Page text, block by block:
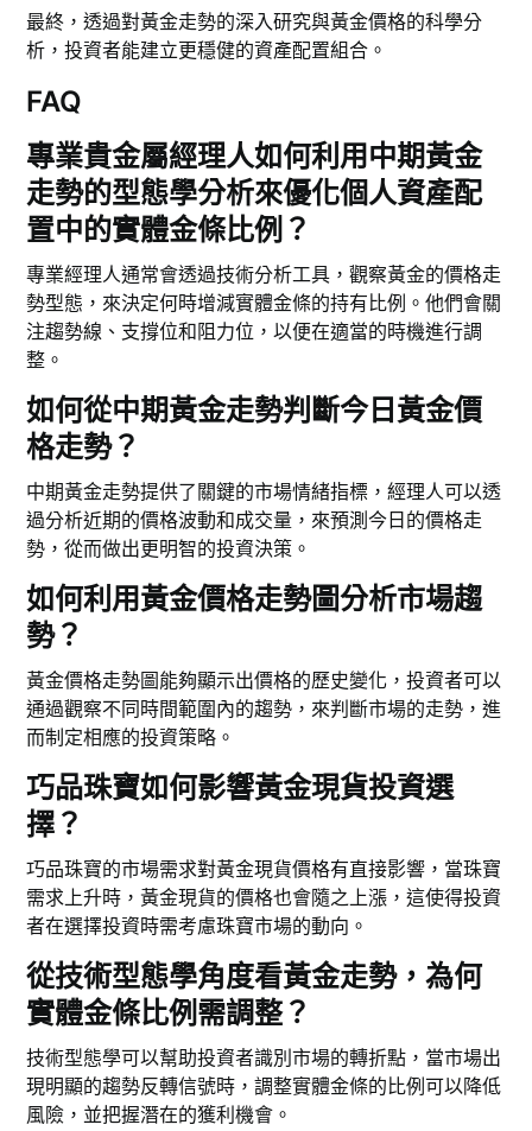
最終，透過對黃金走勢的深入研究與黃金價格的科學分
析，投資者能建立更穩健的資產配置組合。
FAQ
專業貴金屬經理人如何利用中期黃金
走勢的型態學分析來優化個人資產配
置中的實體金條比例？
專業經理人通常會透過技術分析工具，觀察黃金的價格走
勢型態，來決定何時增減實體金條的持有比例。他們會關
注趨勢線、支撐位和阻力位，以便在適當的時機進行調
整。
如何從中期黃金走勢判斷今日黃金價
格走勢？
中期黃金走勢提供了關鍵的市場情緒指標，經理人可以透
過分析近期的價格波動和成交量，來預測今日的價格走
勢，從而做出更明智的投資決策。
如何利用黃金價格走勢圖分析市場趨
勢？
黃金價格走勢圖能夠顯示出價格的歷史變化，投資者可以
通過觀察不同時間範圍內的趨勢，來判斷市場的走勢，進
而制定相應的投資策略。
巧品珠寶如何影響黃金現貨投資選
擇？
巧品珠寶的市場需求對黃金現貨價格有直接影響，當珠寶
需求上升時，黃金現貨的價格也會隨之上漲，這使得投資
者在選擇投資時需考慮珠寶市場的動向。
從技術型態學角度看黃金走勢，為何
實體金條比例需調整？
技術型態學可以幫助投資者識別市場的轉折點，當市場出
現明顯的趨勢反轉信號時，調整實體金條的比例可以降低
風險，並把握潛在的獲利機會。